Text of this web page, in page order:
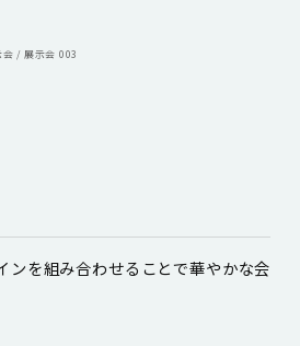
会 / 展示会 003
ンを組み合わせることで華やかな会